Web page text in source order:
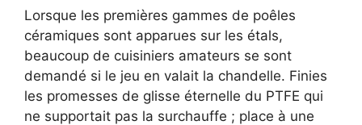
Lorsque les premières gammes de poêles
céramiques sont apparues sur les étals,
beaucoup de cuisiniers amateurs se sont
demandé si le jeu en valait la chandelle. Finies
les promesses de glisse éternelle du PTFE qui
ne supportait pas la surchauffe ; place à une